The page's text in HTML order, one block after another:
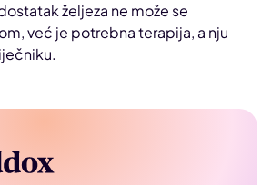
željeza ne može se
već je potrebna terapija, a nju